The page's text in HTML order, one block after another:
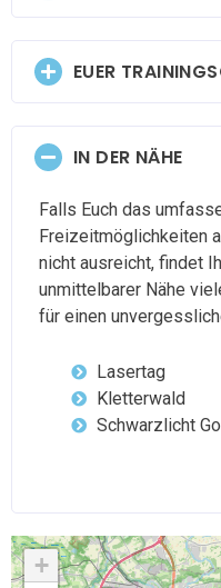
EUER
IN DER NÄHE
Falls Euch das
Freizeitmöglichkeiten
nicht ausreicht, findet
unmittelbarer Nähe
für einen
Lasertag
Kletterwald
Schwarzlicht
+